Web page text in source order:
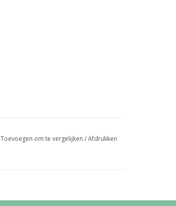
Toevoegen om te vergelijken /Afdrukken